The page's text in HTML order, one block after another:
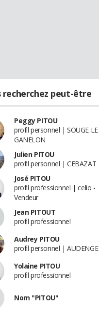
recherchez peut-être
Peggy PITOU
profil personnel | SOUGE LE
GANELON
Julien PITOU
profil personnel | CEBAZAT
José PITOU
profil professionnel | celio -
Vendeur
Jean PITOUT
profil professionnel
Audrey PITOU
profil personnel | AUDENGE
Yolaine PITOU
profil professionnel
Nom "PITOU"